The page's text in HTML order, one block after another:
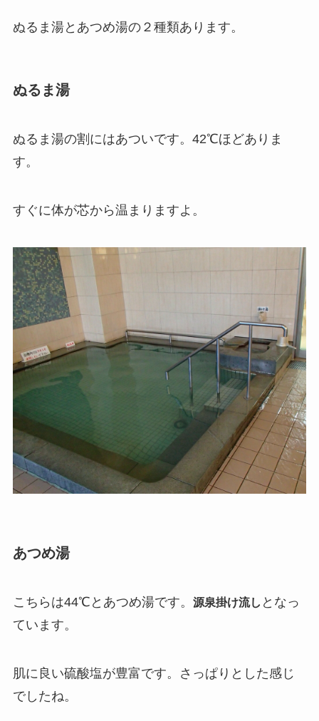
ぬるま湯とあつめ湯の２種類あります。
ぬるま湯
ぬるま湯の割にはあついです。42℃ほどありま
す。
すぐに体が芯から温まりますよ。
あつめ湯
こちらは44℃とあつめ湯です。 源泉掛け流し となっ
ています。
肌に良い硫酸塩が豊富です。さっぱりとした感じ
でしたね。